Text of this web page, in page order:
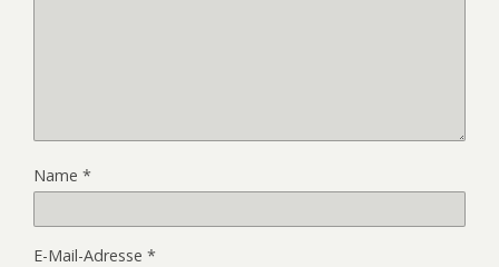
Name *
E-Mail-Adresse *